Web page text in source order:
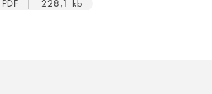
PDF | 228,1 kb